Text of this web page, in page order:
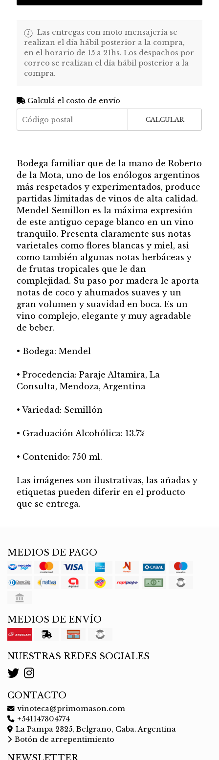
Las entregas con moto mensajería se
realizan el día hábil posterior a la compra,
en el horario de 15 a 21hs. Los despachos por
correo se realizan el día hábil posterior a la
compra.
Calculá el costo de envío
CALCULAR
Bodega familiar que de la mano de Roberto
de la Mota, uno de los enólogos argentinos
más respetados y experimentados, produce
partidas limitadas de vinos de alta calidad.
Mendel Semillon es la máxima expresión
de este antiguo cepage blanco en un vino
tranquilo. Presenta claramente sus notas
varietales como flores blancas y miel, asi
como también algunas notas herbáceas y
de frutas tropicales que le dan
complejidad. Su paso por madera le aporta
notas de coco y ahumados suaves y un
gran volumen y suavidad en boca. Es un
vino complejo, elegante y muy agradable
de beber.
• Bodega: Mendel
• Procedencia: Paraje Altamira, La
Consulta, Mendoza, Argentina
• Variedad: Semillón
• Graduación Alcohólica: 13.7%
• Contenido: 750 ml.
Las imágenes son ilustrativas, las añadas y
etiquetas pueden diferir en el producto
que se entrega.
MEDIOS DE PAGO
MEDIOS DE ENVÍO
NUESTRAS REDES SOCIALES
CONTACTO
vinoteca@primomason.com
+541147804774
La Pampa 2325, Belgrano, Caba. Argentina
Botón de arrepentimiento